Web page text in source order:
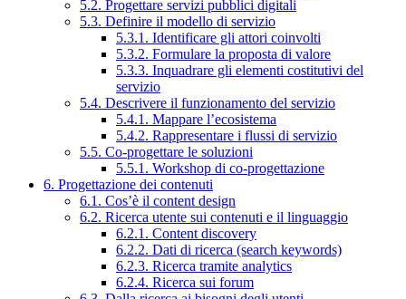
5.2. Progettare servizi pubblici digitali
5.3. Definire il modello di servizio
5.3.1. Identificare gli attori coinvolti
5.3.2. Formulare la proposta di valore
5.3.3. Inquadrare gli elementi costitutivi del
servizio
5.4. Descrivere il funzionamento del servizio
5.4.1. Mappare l’ecosistema
5.4.2. Rappresentare i flussi di servizio
5.5. Co-progettare le soluzioni
5.5.1. Workshop di co-progettazione
6. Progettazione dei contenuti
6.1. Cos’è il content design
6.2. Ricerca utente sui contenuti e il linguaggio
6.2.1. Content discovery
6.2.2. Dati di ricerca (search keywords)
6.2.3. Ricerca tramite analytics
6.2.4. Ricerca sui forum